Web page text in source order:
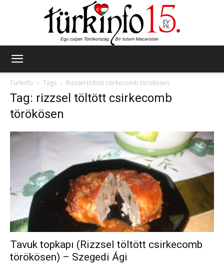
Türkinfo
Tags Rizzsel töltött csirkecomb törökösen
Tag: rizzsel töltött csirkecomb
törökösen
Tavuk topkapı (Rizzsel töltött csirkecomb
törökösen) – Szegedi Ági